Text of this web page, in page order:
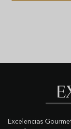
Excelencias